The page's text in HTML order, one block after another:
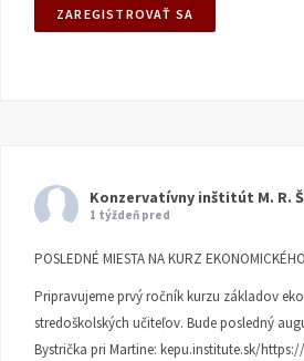
Konzervatívny inštitút M. R.
1 týždeň pred
POSLEDNÉ MIESTA NA KURZ
Pripravujeme prvý ročník kurzu základov
stredoškolských učiteľov. Bude posledný
Bystrička pri Martine: kepu.institute.sk/